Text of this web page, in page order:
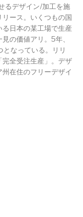
るデザイン/加工を施
ース。いくつもの国
日本の某工場で生産
の価値アリ。5年、
なっている。リリ
全受注生産」。デザ
在住のフリーデザイ